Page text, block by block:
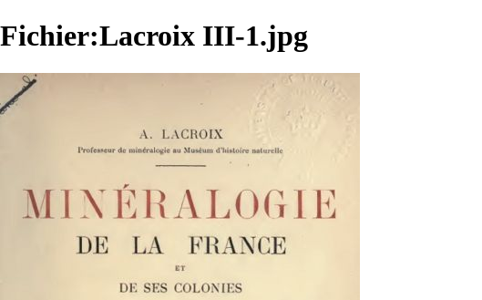
Fichier:Lacroix III-1.jpg